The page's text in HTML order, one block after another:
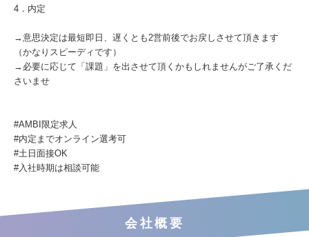
4．内定
→意思決定は最短即日、遅くとも2営前後でお戻しさせて頂きます
（かなりスピーディです）
→必要に応じて「課題」を出させて頂くかもしれませんがご了承くだ
さいませ
#AMBI限定求⼈
#内定までオンライン選考可
#⼟⽇⾯接OK
#⼊社時期は相談可能
会社概要